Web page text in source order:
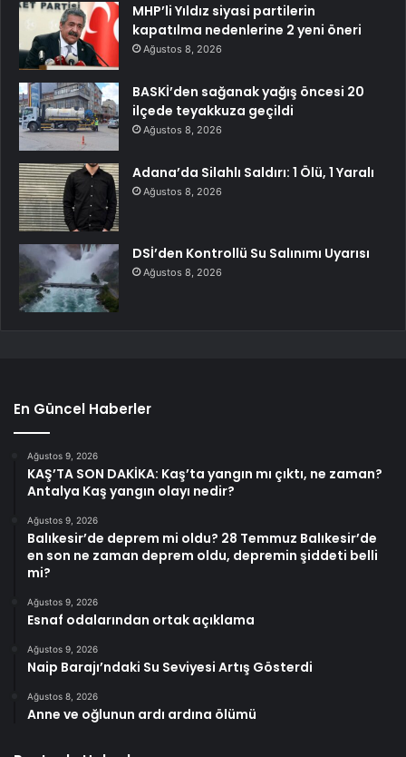
MHP’li Yıldız siyasi partilerin
kapatılma nedenlerine 2 yeni öneri
Ağustos 8, 2026
BASKİ’den sağanak yağış öncesi 20
ilçede teyakkuza geçildi
Ağustos 8, 2026
Adana’da Silahlı Saldırı: 1 Ölü, 1 Yaralı
Ağustos 8, 2026
DSİ’den Kontrollü Su Salınımı Uyarısı
Ağustos 8, 2026
En Güncel Haberler
Ağustos 9, 2026
KAŞ’TA SON DAKİKA: Kaş’ta yangın mı çıktı, ne zaman?
Antalya Kaş yangın olayı nedir?
Ağustos 9, 2026
Balıkesir’de deprem mi oldu? 28 Temmuz Balıkesir’de
en son ne zaman deprem oldu, depremin şiddeti belli
mi?
Ağustos 9, 2026
Esnaf odalarından ortak açıklama
Ağustos 9, 2026
Naip Barajı’ndaki Su Seviyesi Artış Gösterdi
Ağustos 8, 2026
Anne ve oğlunun ardı ardına ölümü